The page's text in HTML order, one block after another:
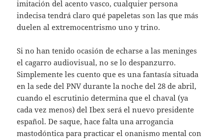
imitación del acento vasco, cualquier persona
indecisa tendrá claro qué papeletas son las que más
duelen al extremocentrismo uno y trino.
Si no han tenido ocasión de echarse a las meninges
el cagarro audiovisual, no se lo despanzurro.
Simplemente les cuento que es una fantasía situada
en la sede del PNV durante la noche del 28 de abril,
cuando el escrutinio determina que el chaval (ya
cada vez menos) del Ibex será el nuevo presidente
español. De saque, hace falta una arrogancia
mastodóntica para practicar el onanismo mental con